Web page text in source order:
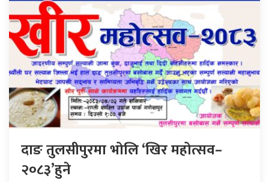
दाङ तुलसीपुरमा भोलि ‘खिर महोत्सव–
२०८३’हुने